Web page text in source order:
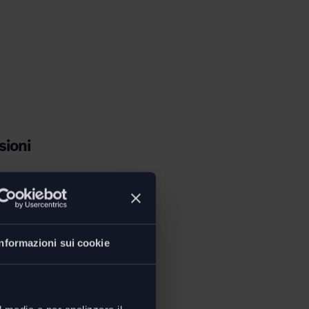
sui cookie